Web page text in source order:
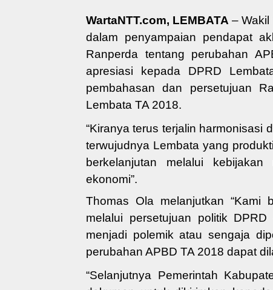
WartaNTT.com, LEMBATA – Wakil
dalam penyampaian pendapat
Ranperda tentang perubahan
apresiasi kepada DPRD
pembahasan dan persetujuan
Lembata TA 2018.
“Kiranya terus terjalin harmonisasi
terwujudnya Lembata yang
berkelanjutan melalui
ekonomi”.
Thomas Ola melanjutkan “Kami
melalui persetujuan politik
menjadi pol emik atau sengaja
perubahan APBD TA 2018 dapat
“Selanjutnya Pemerintah